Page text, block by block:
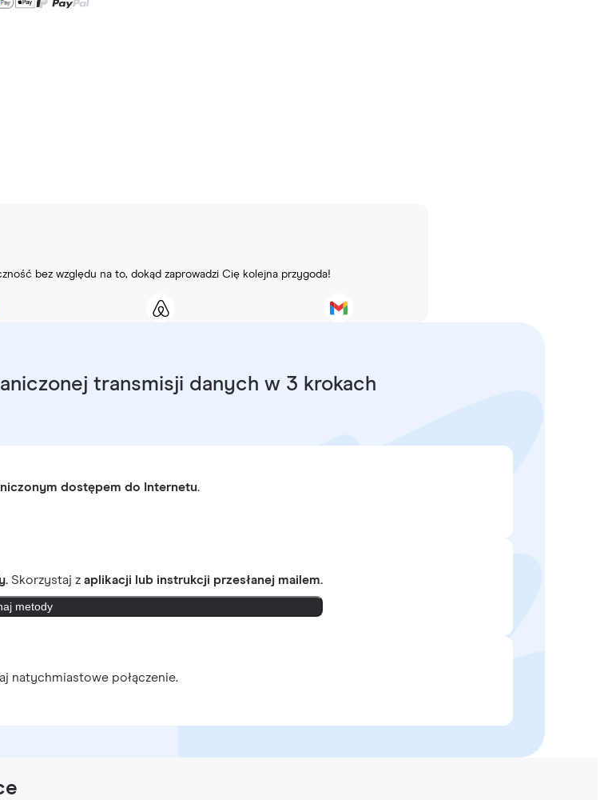
bez względu na to, dokąd zaprowadzi Cię kolejna przygoda!
transmisji danych w 3 krokach
dostępem do Internetu.
Skorzystaj zaplikacji lub instrukcji przesłanej mailem.
metody
natychmiastowe połączenie.